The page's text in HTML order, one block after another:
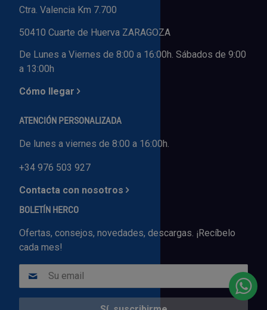
Ctra. Valencia Km 7.700
50410 Cuarte de Huerva ZARAGOZA
De Lunes a Viernes de 8:00 a 16:00h. Sábados de 9:00
a 13:00h
Cómo llegar
ATENCIÓN PERSONALIZADA
De lunes a viernes de 8:00 a 16:00h.
+34 976 503 927
Contacta con nosotros
BOLETÍN HERCO
Ofertas, consejos, novedades, descargas. ¡Recíbelo
cada mes!